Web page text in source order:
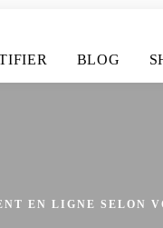
BLOG
EN LIGNE SELON